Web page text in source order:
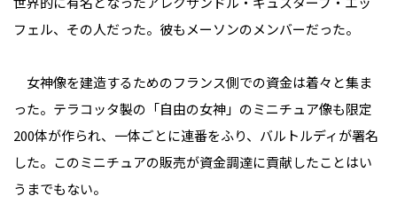
フェル、その人だった。彼もメーソンのメンバーだった。
女神像を建造するためのフランス側での資金は着々と集ま
った。テラコッタ製の「自由の女神」のミニチュア像も限定
200体が作られ、一体ごとに連番をふり、バルトルディが署名
した。このミニチュアの販売が資金調達に貢献したことはい
うまでもない。